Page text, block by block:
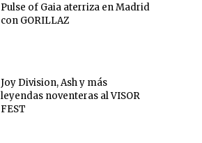
Pulse of Gaia aterriza en Madrid
con GORILLAZ
Joy Division, Ash y más
leyendas noventeras al VISOR
FEST